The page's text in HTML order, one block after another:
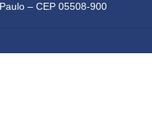
– CEP 05508-900